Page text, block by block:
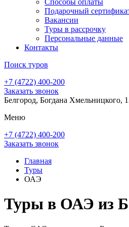
Подарочный
Вакансии
Туры в рассрочку
Персональные данные
Контакты
Поиск туров
+7 (4722) 400-200
Заказать звонок
Белгород, Богдана
Меню
+7 (4722) 400-200
Заказать звонок
Главная
Туры
ОАЭ
Туры в ОАЭ из